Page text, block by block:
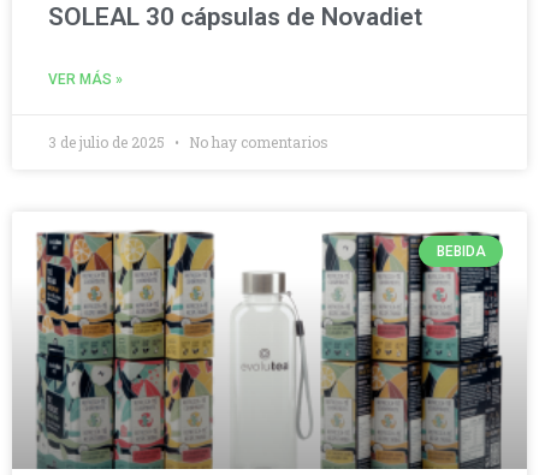
SOLEAL 30 cápsulas de Novadiet
VER MÁS »
3 de julio de 2025 No hay comentarios
BEBIDA